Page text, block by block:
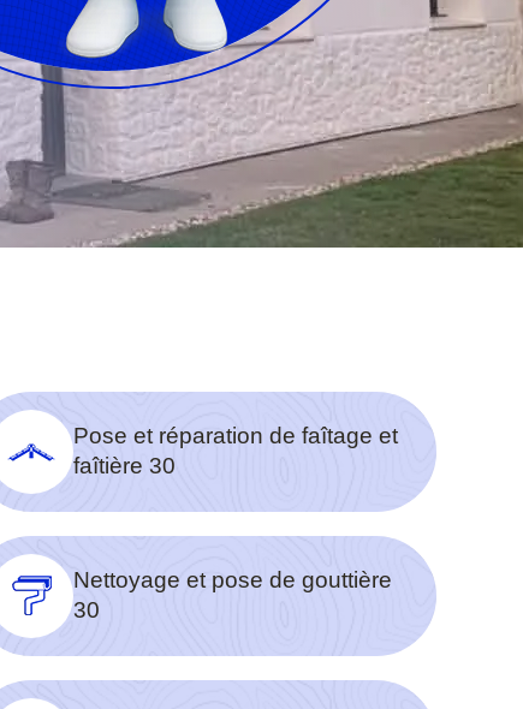
Pose et réparation de faîtage et
faîtière 30
Nettoyage et pose de gouttière
30